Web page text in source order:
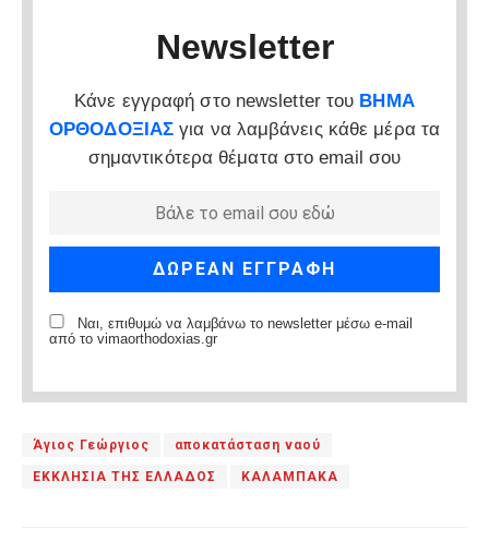
Newsletter
Κάνε εγγραφή στο newsletter του ΒΗΜΑ
ΟΡΘΟΔΟΞΙΑΣ για να λαμβάνεις κάθε μέρα τα
σημαντικότερα θέματα στο email σου
Ναι, επιθυμώ να λαμβάνω το newsletter μέσω e-mail
από το vimaorthodoxias.gr
Άγιος Γεώργιος αποκατάσταση ναού
ΕΚΚΛΗΣΙΑ ΤΗΣ ΕΛΛΑΔΟΣ ΚΑΛΑΜΠΑΚΑ